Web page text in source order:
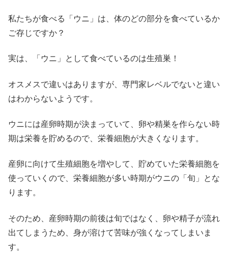
私たちが食べる「ウニ」は、体のどの部分を食べているか
ご存じですか？
実は、「ウニ」として食べているのは生殖巣！
オスメスで違いはありますが、専門家レベルでないと違い
はわからないようです。
ウニには産卵時期が決まっていて、卵や精巣を作らない時
期は栄養を貯めるので、栄養細胞が大きくなります。
産卵に向けて生殖細胞を増やして、貯めていた栄養細胞を
使っていくので、栄養細胞が多い時期がウニの「旬」とな
ります。
そのため、産卵時期の前後は旬ではなく、卵や精子が流れ
出てしまうため、身が溶けて苦味が強くなってしまいま
す。